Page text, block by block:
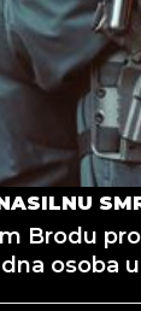
Brodu
osoba